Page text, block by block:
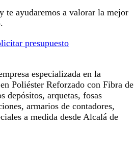
te ayudaremos a valorar la mejor
presupuesto
especializada en la
Poliéster Reforzado con Fibra de
depósitos, arquetas, fosas
armarios de contadores,
a medida desde Alcalá de